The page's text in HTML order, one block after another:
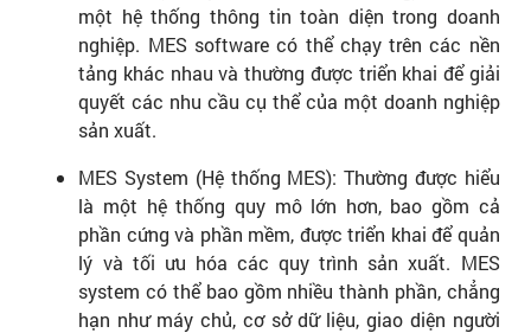
một hệ thống thông tin toàn diện trong doanh
nghiệp. MES software có thể chạy trên các nền
tảng khác nhau và thường được triển khai để giải
quyết các nhu cầu cụ thể của một doanh nghiệp
sản xuất.
MES System (Hệ thống MES): Thường được hiểu
là một hệ thống quy mô lớn hơn, bao gồm cả
phần cứng và phần mềm, được triển khai để quản
lý và tối ưu hóa các quy trình sản xuất. MES
system có thể bao gồm nhiều thành phần, chẳng
hạn như máy chủ, cơ sở dữ liệu, giao diện người